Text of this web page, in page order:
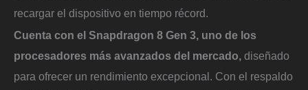
recargar el dispositivo en tiempo récord.
Cuenta con el Snapdragon 8 Gen 3, uno de los
procesadores más avanzados del mercado, diseñado
para ofrecer un rendimiento excepcional. Con el respaldo